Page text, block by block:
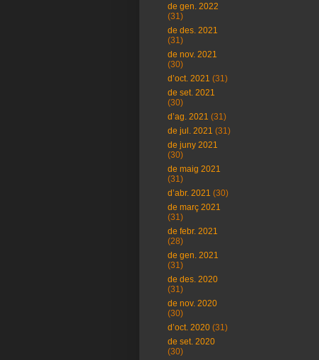
de gen. 2022
(31)
de des. 2021
(31)
de nov. 2021
(30)
d’oct. 2021 (31)
de set. 2021
(30)
d’ag. 2021 (31)
de jul. 2021 (31)
de juny 2021
(30)
de maig 2021
(31)
d’abr. 2021 (30)
de març 2021
(31)
de febr. 2021
(28)
de gen. 2021
(31)
de des. 2020
(31)
de nov. 2020
(30)
d’oct. 2020 (31)
de set. 2020
(30)